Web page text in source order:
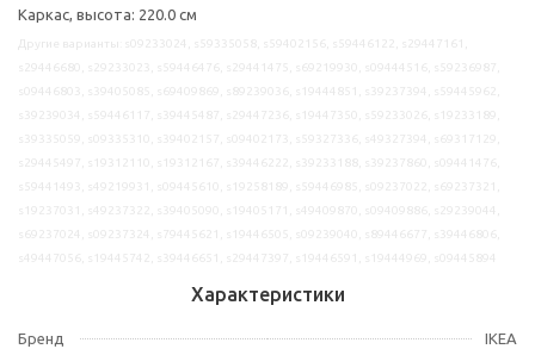
Каркас, высота: 220.0 см
Характеристики
Бренд IKEA